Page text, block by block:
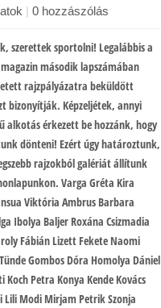
| 0 hozzászólás
szerettek sportolni! Legalábbis a
második lapszámában
rajzpályázatra beküldött
bizonyítják. Képzeljétek, annyi
alkotás érkezett be hozzánk, hogy
dönteni! Ezért úgy határoztunk,
rajzokból galériát állítunk
Varga Gréta Kira
Viktória Ambrus Barbara
Ibolya Baljer Roxána Csizmadia
Fábián Lizett Fekete Naomi
Gombos Dóra Homolya Dániel
Koch Petra Konya Kende Kovács
Lili Modi Mirjam Petrik Szonja